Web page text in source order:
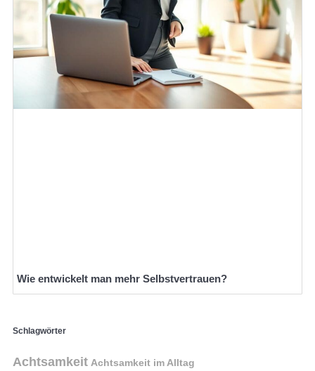
Wie entwickelt man mehr Selbstvertrauen?
Schlagwörter
Achtsamkeit Achtsamkeit im Alltag